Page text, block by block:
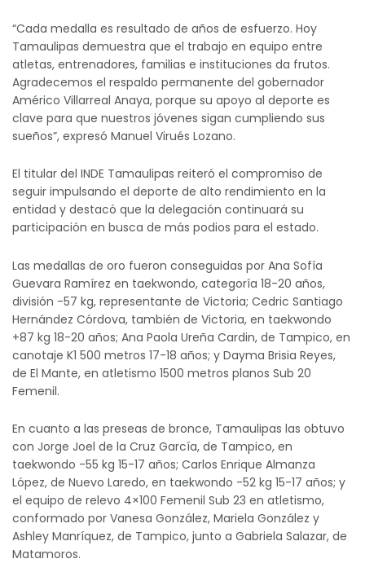
“Cada medalla es resultado de años de esfuerzo. Hoy
Tamaulipas demuestra que el trabajo en equipo entre
atletas, entrenadores, familias e instituciones da frutos.
Agradecemos el respaldo permanente del gobernador
Américo Villarreal Anaya, porque su apoyo al deporte es
clave para que nuestros jóvenes sigan cumpliendo sus
sueños”, expresó Manuel Virués Lozano.
El titular del INDE Tamaulipas reiteró el compromiso de
seguir impulsando el deporte de alto rendimiento en la
entidad y destacó que la delegación continuará su
participación en busca de más podios para el estado.
Las medallas de oro fueron conseguidas por Ana Sofía
Guevara Ramírez en taekwondo, categoría 18-20 años,
división -57 kg, representante de Victoria; Cedric Santiago
Hernández Córdova, también de Victoria, en taekwondo
+87 kg 18-20 años; Ana Paola Ureña Cardin, de Tampico, en
canotaje K1 500 metros 17-18 años; y Dayma Brisia Reyes,
de El Mante, en atletismo 1500 metros planos Sub 20
Femenil.
En cuanto a las preseas de bronce, Tamaulipas las obtuvo
con Jorge Joel de la Cruz García, de Tampico, en
taekwondo -55 kg 15-17 años; Carlos Enrique Almanza
López, de Nuevo Laredo, en taekwondo -52 kg 15-17 años; y
el equipo de relevo 4×100 Femenil Sub 23 en atletismo,
conformado por Vanesa González, Mariela González y
Ashley Manríquez, de Tampico, junto a Gabriela Salazar, de
Matamoros.